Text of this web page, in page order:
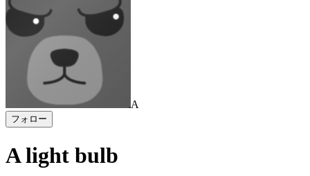
A
フォロー
A light bulb